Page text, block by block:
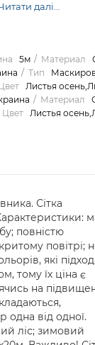
далі...
5м Материал
Тип
Листья
Материал
Цвет
Листья
Сітка
повністю
повітрі;
які
тому їх ціна є
на
одна від одної.
ліс; зимовий